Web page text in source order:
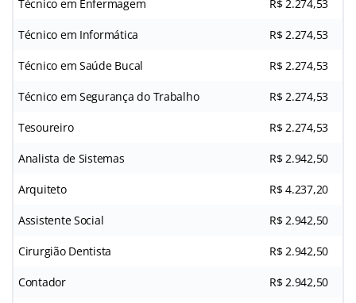
Técnico em Enfermagem R$ 2.274,53
Técnico em Informática R$ 2.274,53
Técnico em Saúde Bucal R$ 2.274,53
Técnico em Segurança do Trabalho R$ 2.274,53
Tesoureiro R$ 2.274,53
Analista de Sistemas R$ 2.942,50
Arquiteto R$ 4.237,20
Assistente Social R$ 2.942,50
Cirurgião Dentista R$ 2.942,50
Contador R$ 2.942,50